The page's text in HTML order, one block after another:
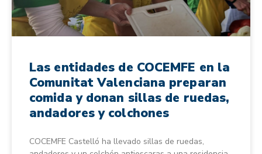
Las entidades de COCEMFE en la
Comunitat Valenciana preparan
comida y donan sillas de ruedas,
andadores y colchones
COCEMFE Castelló ha llevado sillas de ruedas,